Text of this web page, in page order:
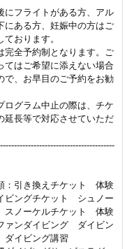
にフライトがある方、アル
にある方、妊娠中の方はご
おります。
完全予約制となります。ご
てはご希望に添えない場合
で、お早目のご予約をお勧
ログラム中止の際は、チケ
延長等で対応させていただ
：引き換えチケット 体験
ングチケット シュノー
ノーケルチケット 体験
ァンダイビング ダイビン
イビング講習